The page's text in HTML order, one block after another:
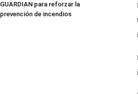
GUARDIAN para reforzar la
prevención de incendios